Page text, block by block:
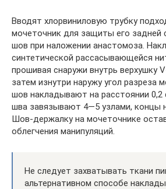
Вводят хлорвиниловую трубку
мочеточник для защиты его задней
шов при наложении анастомоза.
синтетической рассасывающейся
прошивая снаружи внутрь верхушку
затем изнутри наружу угол разреза
шов накладывают на расстоянии 0,2
шва завязывают 4—5 узлами, концы
Шов-держалку на мочеточнике
облегчения манипуляций.
Не следует захватывать ткани
альтернативном способе